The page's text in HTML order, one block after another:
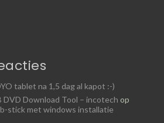
tablet na 1,5 dag al kapot :-)
DVD Download Tool – incotech op
stick met windows installatie